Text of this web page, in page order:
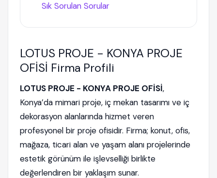
Sık Sorulan Sorular
LOTUS PROJE - KONYA PROJE
OFİSİ Firma Profili
LOTUS PROJE - KONYA PROJE OFİSİ,
Konya’da mimari proje, iç mekan tasarımı ve iç
dekorasyon alanlarında hizmet veren
profesyonel bir proje ofisidir. Firma; konut, ofis,
mağaza, ticari alan ve yaşam alanı projelerinde
estetik görünüm ile işlevselliği birlikte
değerlendiren bir yaklaşım sunar.